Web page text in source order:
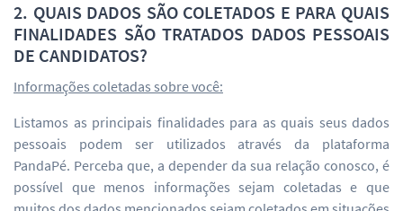
2. QUAIS DADOS SÃO COLETADOS E PARA QUAIS
FINALIDADES SÃO TRATADOS DADOS PESSOAIS
DE CANDIDATOS?
Informações coletadas sobre você:
Listamos as principais finalidades para as quais seus dados
pessoais podem ser utilizados através da plataforma
PandaPé. Perceba que, a depender da sua relação conosco, é
possível que menos informações sejam coletadas e que